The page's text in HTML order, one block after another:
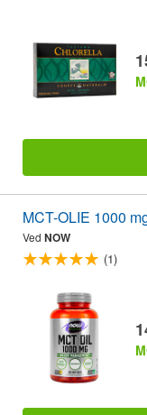
MCT-OLIE 1000
Ved NOW
(1)